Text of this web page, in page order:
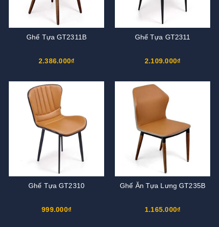
Ghế Tựa GT2311B
2.386.000₫
Ghế Tựa GT2311
2.109.000₫
Ghế Tựa GT2310
999.000₫
Ghế Ăn Tựa Lưng GT235B
1.165.000₫